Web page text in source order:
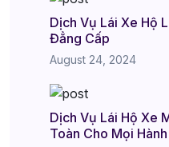
Dịch Vụ Lái Xe Hộ
Đẳng Cấp
August 24, 2024
Dịch Vụ Lái Hộ Xe
Toàn Cho Mọi